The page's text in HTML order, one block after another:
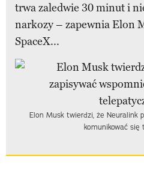
trwa zaledwie 30 minut i
narkozy – zapewnia Elon
SpaceX...
Elon Musk twierdzi, że Neuralink
komunikować